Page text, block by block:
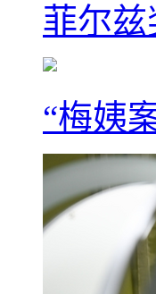
菲尔兹
“梅姨